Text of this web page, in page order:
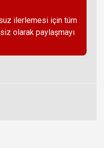
ilerlemesi için tüm
olarak paylaşmayı